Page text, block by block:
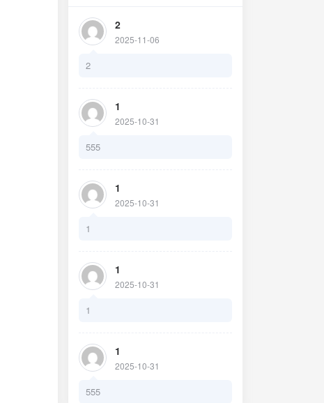
2
2025-11-06
2
1
2025-10-31
555
1
2025-10-31
1
1
2025-10-31
1
1
2025-10-31
555